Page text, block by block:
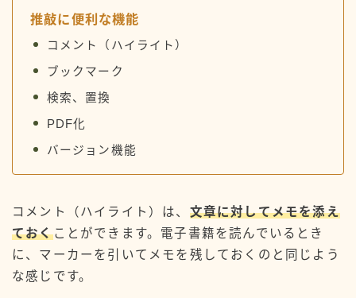
推敲に便利な機能
コメント（ハイライト）
ブックマーク
検索、置換
PDF化
バージョン機能
コメント（ハイライト）は、 文章に対してメモを添え
ておくことができます。電子書籍を読んでいるとき
に、マーカーを引いてメモを残しておくのと同じよう
な感じです。